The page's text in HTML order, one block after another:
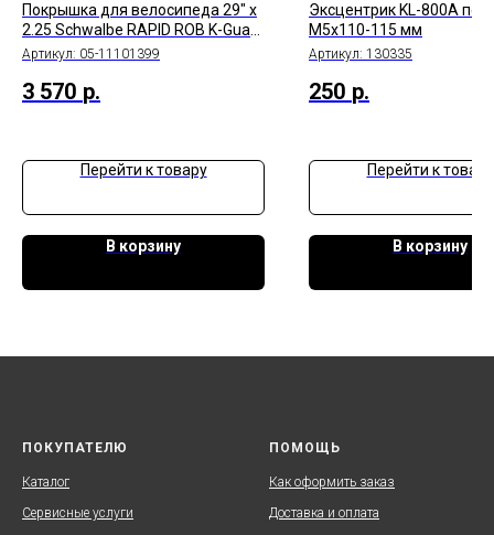
Покрышка для велосипеда 29" x
2.25 Schwalbe RAPID ROB K-Guard
50EPI
Артикул: 05-11101399
3 570 р.
Перейти к товару
В корзину
Эксцентрик KL-800A
M5x110-115 мм
Артикул: 130335
250 р.
Перейти к товару
В корзину
ПОКУПАТЕЛЮ
Каталог
Сервисные услуги
ПОМОЩЬ
Как оформить заказ
Доставка и оплата